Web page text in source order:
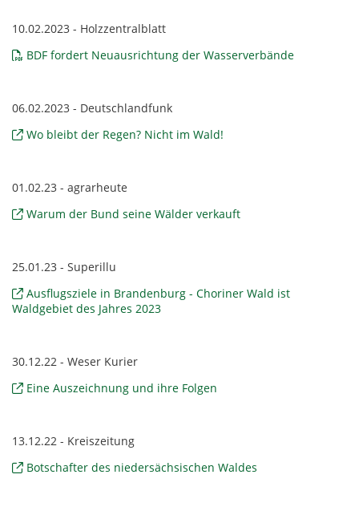
10.02.2023 - Holzzentralblatt
BDF fordert Neuausrichtung der Wasserverbände
06.02.2023 - Deutschlandfunk
Wo bleibt der Regen? Nicht im Wald!
01.02.23 - agrarheute
Warum der Bund seine Wälder verkauft
25.01.23 - Superillu
Ausflugsziele in Brandenburg - Choriner Wald ist
Waldgebiet des Jahres 2023
30.12.22 - Weser Kurier
Eine Auszeichnung und ihre Folgen
13.12.22 - Kreiszeitung
Botschafter des niedersächsischen Waldes